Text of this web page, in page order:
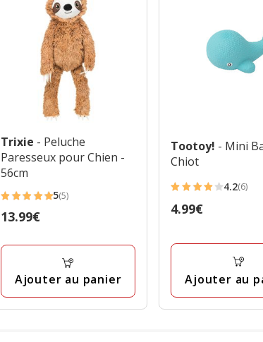
Trixie - Peluche
Paresseux pour Chien -
56cm
5
étoiles
5
5(5)
Prix
13.99€
Ajouter au panier
Tootoy! - Mini
Chiot
4.2
étoiles
6
4.2(6)
Prix
4.99€
Ajouter au